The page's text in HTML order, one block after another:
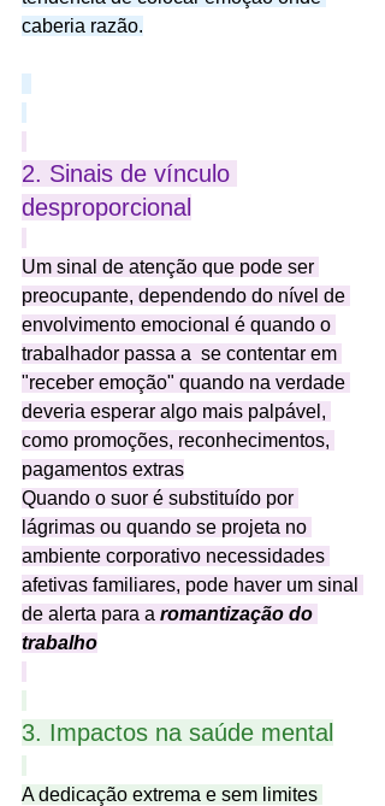
caberia razão.
2. Sinais de vínculo
desproporcional
Um sinal de atenção que pode ser
preocupante, dependendo do nível de
envolvimento emocional é quando o
trabalhador passa a  se contentar em
"receber emoção" quando na verdade
deveria esperar algo mais palpável,
como promoções, reconhecimentos,
pagamentos extras
Quando o suor é substituído por
lágrimas ou quando se projeta no
ambiente corporativo necessidades
afetivas familiares, pode haver um sinal
de alerta para a romantização do
trabalho
3. Impactos na saúde mental
A dedicação extrema e sem limites